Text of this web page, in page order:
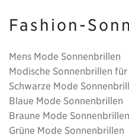
Fashion-
Mens Mode Sonnenbrillen
Modische Sonnenbrillen für
Schwarze Mode
Blaue Mode Sonnenbrillen
Braune Mode Sonnenbrillen
Grüne Mode Sonnenbrillen